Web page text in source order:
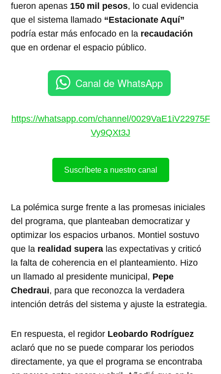
fueron apenas 150 mil pesos, lo cual evidencia
que el sistema llamado “Estacionate Aquí”
podría estar más enfocado en la recaudación
que en ordenar el espacio público.
Canal de WhatsApp
https://whatsapp.com/channel/0029VaE1iV22975F
Vy9QXt3J
Suscríbete a nuestro canal
La polémica surge frente a las promesas iniciales
del programa, que planteaban democratizar y
optimizar los espacios urbanos. Montiel sostuvo
que la realidad supera las expectativas y criticó
la falta de coherencia en el planteamiento. Hizo
un llamado al presidente municipal, Pepe
Chedraui, para que reconozca la verdadera
intención detrás del sistema y ajuste la estrategia.
En respuesta, el regidor Leobardo Rodríguez
aclaró que no se puede comparar los periodos
directamente, ya que el programa se encontraba